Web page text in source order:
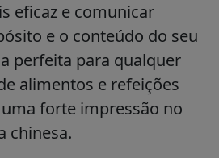
eficaz e comunicar
e o conteúdo do seu
perfeita para qualquer
alimentos e refeições
forte impressão no
chinesa.